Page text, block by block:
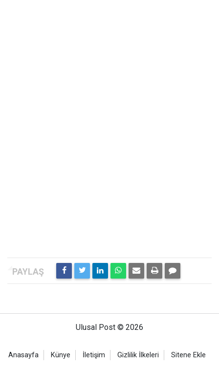
Ulusal Post © 2026
Anasayfa Künye İletişim Gizlilik İlkeleri Sitene Ekle